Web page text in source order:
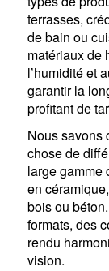
terrasses,
de bain ou
matériaux de
l’humidité et
garantir la
profitant de
Nous savons
chose de
large gamme
en
bois ou
formats, des
rendu
vision.